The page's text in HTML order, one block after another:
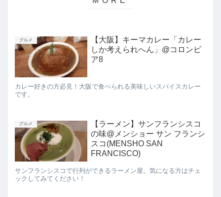
グルメ
【大阪】キーマカレー「カレー
しか考えられへん」@コロンビ
ア8
カレー好きの方必見！大阪で食べられる美味しいスパイスカレー
です。
グルメ
【ラーメン】サンフランシスコ
の味@メンショー サン フランシ
スコ(MENSHO SAN
FRANCISCO)
サンフランシスコで行列ができるラーメン屋。気になる方はチェ
ックしてみてください！